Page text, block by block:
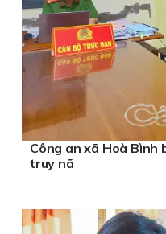
Công an xã Hoà
truy nã